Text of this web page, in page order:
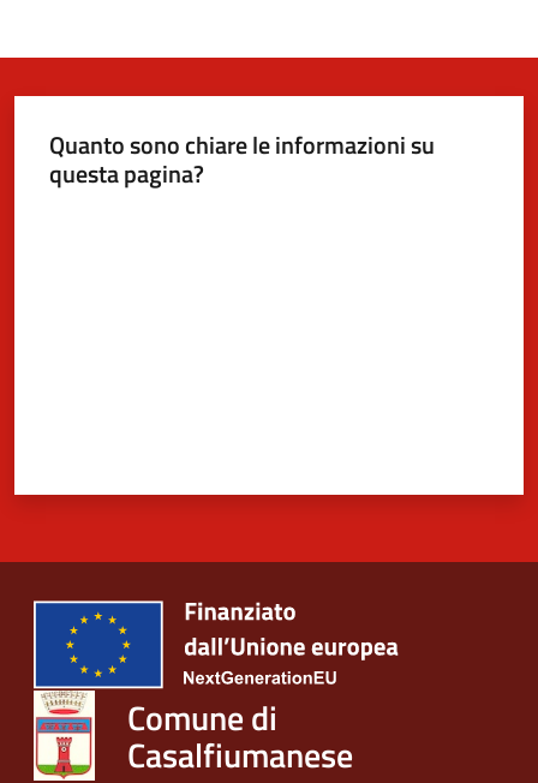
Quanto sono chiare le informazioni su
questa pagina?
Comune di
Casalfiumanese